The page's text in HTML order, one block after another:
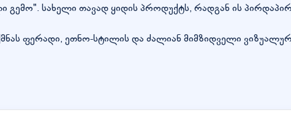
სახელი თავად ყიდის პროდუქტს, რადგან ის პირდაპირ
ფერადი, ეთნო-სტილის და ძალიან მიმზიდველი